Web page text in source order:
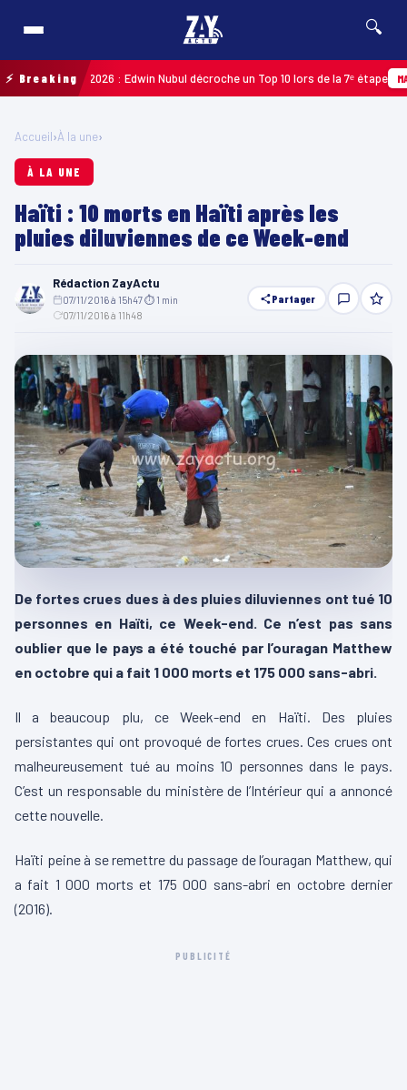
🔍
⚡ Breaking2026 : Edwin Nubul décroche un Top 10 lors de la 7ᵉ étape
Accueil›À la une›
À LA UNE
Haïti : 10 morts en Haïti après les
pluies diluviennes de ce Week-end
Rédaction ZayActu
07/11/2016 à 15h47⏱ 1 min
07/11/2016 à 11h48
Partager
De fortes crues dues à des pluies diluviennes ont tué 10
personnes en Haïti, ce Week-end. Ce n’est pas sans
oublier que le pays a été touché par l’ouragan Matthew
en octobre qui a fait 1 000 morts et 175 000 sans-abri.
Il a beaucoup plu, ce Week-end en Haïti. Des pluies
persistantes qui ont provoqué de fortes crues. Ces crues ont
malheureusement tué au moins 10 personnes dans le pays.
C’est un responsable du ministère de l’Intérieur qui a annoncé
cette nouvelle.
Haïti peine à se remettre du passage de l’ouragan Matthew, qui
a fait 1 000 morts et 175 000 sans-abri en octobre dernier
(2016).
PUBLICITÉ